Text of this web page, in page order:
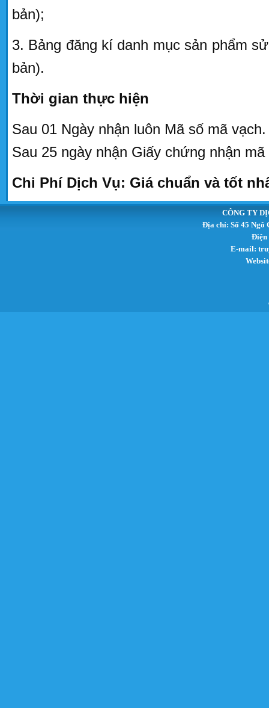
bản);
3. Bảng đăng kí danh mục sản phẩm
bản).
Thời gian thực hiện
Sau 01 Ngày nhận luôn Mã số mã vạch.
Sau 25 ngày nhận Giấy chứng nhận
Chi Phí Dịch Vụ: Giá chuẩn và tốt
CÔNG TY
Địa chỉ: Số 45 Ngô
Điện
E-mail: